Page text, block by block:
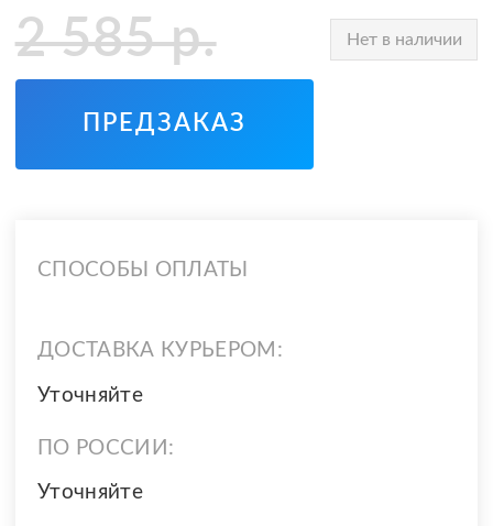
2 585р. Нет в наличии
ПРЕДЗАКАЗ
СПОСОБЫ ОПЛАТЫ
ДОСТАВКА КУРЬЕРОМ:
Уточняйте
ПО РОССИИ:
Уточняйте